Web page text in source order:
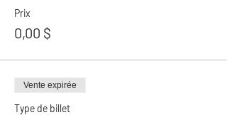
Prix
0,00 $
Vente expirée
Type de billet